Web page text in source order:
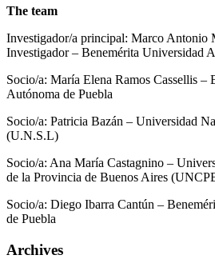
The team
Investigador/a principal: Marco Antonio
Investigador – Benemérita Universidad
Socio/a: María Elena Ramos Cassellis –
Autónoma de Puebla
Socio/a: Patricia Bazán – Universidad
(U.N.S.L)
Socio/a: Ana María Castagnino –
de la Provincia de Buenos Aires
Socio/a: Diego Ibarra Cantún –
de Puebla
Archives